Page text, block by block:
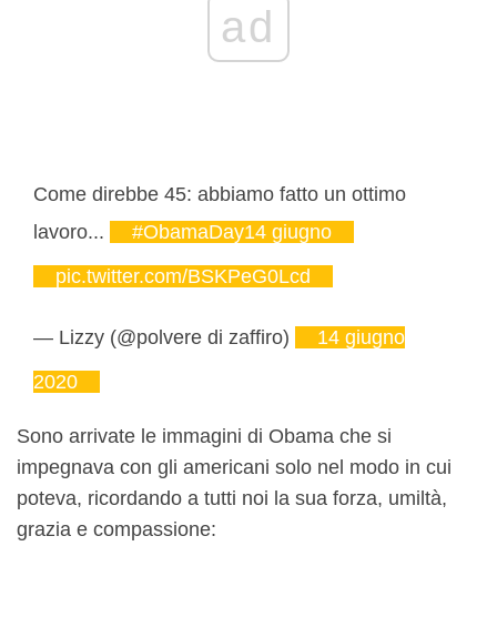
ad
Come direbbe 45: abbiamo fatto un ottimo
lavoro...
#ObamaDay14 giugno
pic.twitter.com/BSKPeG0Lcd
— Lizzy (@polvere di zaffiro)
14 giugno
2020
Sono arrivate le immagini di Obama che si
impegnava con gli americani solo nel modo in cui
poteva, ricordando a tutti noi la sua forza, umiltà,
grazia e compassione: